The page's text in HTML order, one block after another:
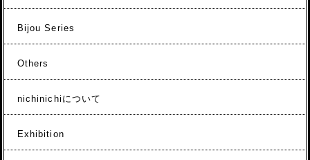
Bijou Series
Others
nichinichiについて
Exhibition